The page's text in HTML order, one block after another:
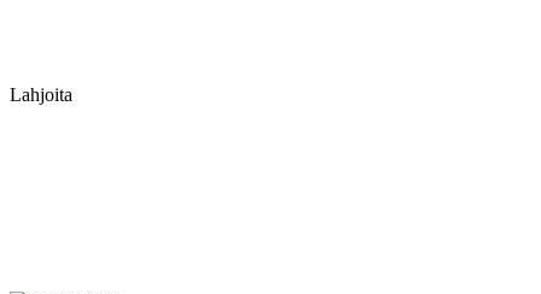
Lahjoita